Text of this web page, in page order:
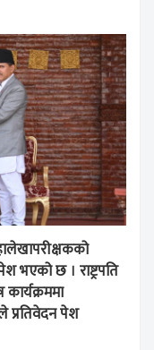
भएको छ । राष्ट्रपति
प्रतिवेदन पेश